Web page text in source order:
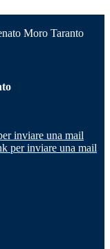
Moro Taranto
inviare una mail
per inviare una mail